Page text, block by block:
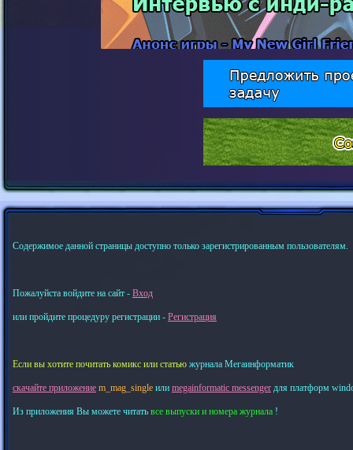
Содержимое данной страницы доступно только зарегистрированным пользователям.
Пожалуйста войдите на сайт - Вход
или пройдите процедуру регистрации - Регистрация
Если вы хотите почитать комикс или статью журнала Мегаинформатик
скачайте приложение m_mag_single или megainformatic messenger для платформ
Из приложения Вы можете читать все выпуски и номера журнала !